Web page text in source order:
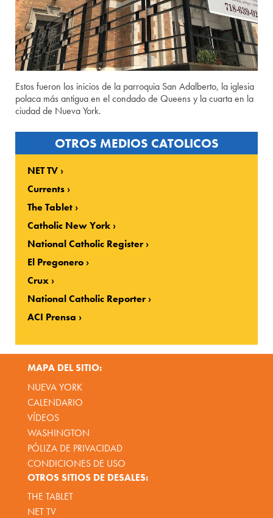
Estos fueron los inicios de la parroquia San Adalberto, la iglesia
polaca más antigua en el condado de Queens y la cuarta en la
ciudad de Nueva York.
OTROS MEDIOS CATOLICOS
NET TV
Currents
The Tablet
Catholic New York
National Catholic Register
El Pregonero
Crux
National Catholic Reporter
ACI Prensa
MAPA DEL SITIO:
NUEVA YORK
CALENDARIO
VÍDEOS
WASHINGTON
PÓLIZA DE PRIVACIDAD
CONDICIONES DE USO
OTROS SITIOS DE DESALES:
THE TABLET
NET TV